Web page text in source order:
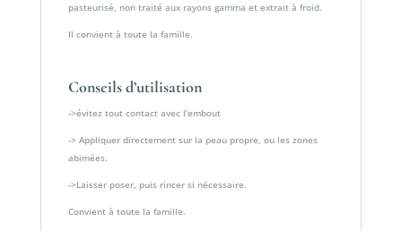
pasteurisé, non traité aux rayons gamma et extrait à froid.
Il convient à toute la famille.
Conseils d’utilisation
->évitez tout contact avec l’embout
-> Appliquer directement sur la peau propre, ou les zones
abimées.
->Laisser poser, puis rincer si nécessaire.
Convient à toute la famille.